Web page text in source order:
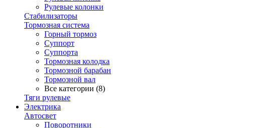
Рулевые колонки
Стабилизаторы
Тормозная система
Горный тормоз
Суппорт
Суппорта
Тормозная колодка
Тормозной барабан
Тормозной вал
Все категории (8)
Тяги рулевые
Электрика
Автосвет
Поворотники